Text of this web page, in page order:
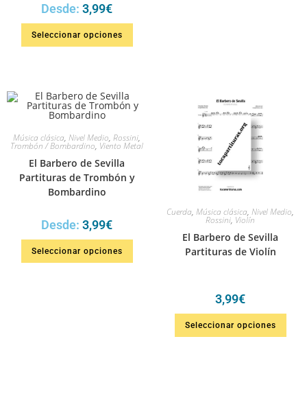
Desde: 3,99€
Seleccionar opciones
Música clásica, Nivel Medio, Rossini,
Trombón / Bombardino, Viento Metal
El Barbero de Sevilla
Partituras de Trombón y
Bombardino
Desde: 3,99€
Seleccionar opciones
Cuerda, Música clásica, Nivel Medio,
Rossini, Violín
El Barbero de Sevilla
Partituras de Violín
3,99€
Seleccionar opciones